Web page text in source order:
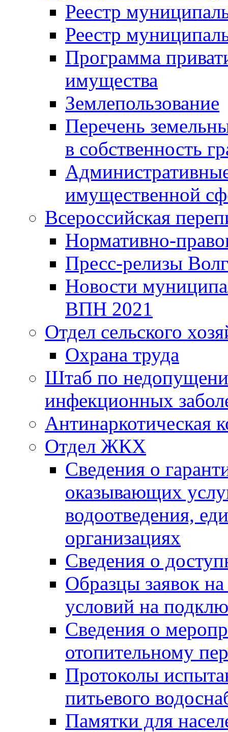
Реестр
Реестр
Программа
имущества
Землепользование
Перечень
в собственность
имущественной
Всероссийская
Нормативно-
Пресс-релизы
Новости
ВПН 2021
Отдел сельского
Охрана труда
Штаб по
инфекционных
Антинаркотическая
Отдел ЖКХ
Сведения о
оказывающих
водоотведения,
организациях
Сведения о
Образцы заявок
условий на
Сведения о
отопительному
Протоколы
питьевого
Памятки для